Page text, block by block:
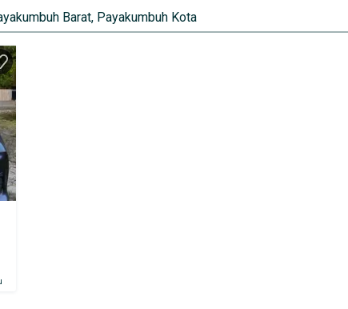
Barat, Payakumbuh Kota